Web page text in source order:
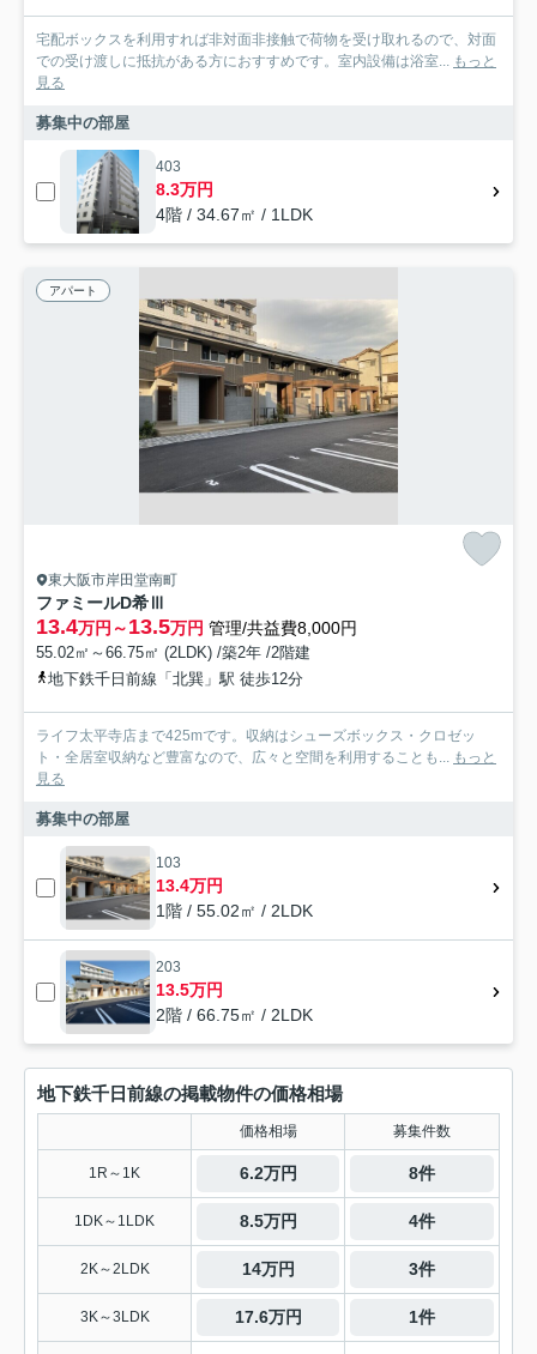
宅配ボックスを利用すれば非対面非接触で荷物を受け取れるので、対面
での受け渡しに抵抗がある方におすすめです。室内設備は浴室... もっと
見る
募集中の部屋
403
8.3万円
4階 / 34.67㎡ / 1LDK
アパート
東大阪市岸田堂南町
ファミールD希Ⅲ
13.4万円～13.5万円 管理/共益費8,000円
55.02㎡～66.75㎡ (2LDK) /築2年 /2階建
地下鉄千日前線「北巽」駅 徒歩12分
ライフ太平寺店まで425mです。収納はシューズボックス・クロゼッ
ト・全居室収納など豊富なので、広々と空間を利用することも... もっと
見る
募集中の部屋
103
13.4万円
1階 / 55.02㎡ / 2LDK
203
13.5万円
2階 / 66.75㎡ / 2LDK
地下鉄千日前線の掲載物件の価格相場
価格相場 募集件数
1R～1K 6.2万円 8件
1DK～1LDK 8.5万円 4件
2K～2LDK 14万円 3件
3K～3LDK 17.6万円 1件